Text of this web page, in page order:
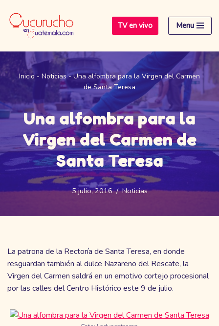
Saltar
contenido
TV en vivo Menu
Inicio- Noticias-Una alfombra para la Virgen del Carmen
de Santa Teresa
Una alfombra para la
Virgen del Carmen de
Santa Teresa
5 julio, 2016 Noticias
La patrona de la Rectoría de Santa Teresa, en donde
resguardan también al dulce Nazareno del Rescate, la
Virgen del Carmen saldrá en un emotivo cortejo procesional
por las calles del Centro Histórico este 9 de julio.